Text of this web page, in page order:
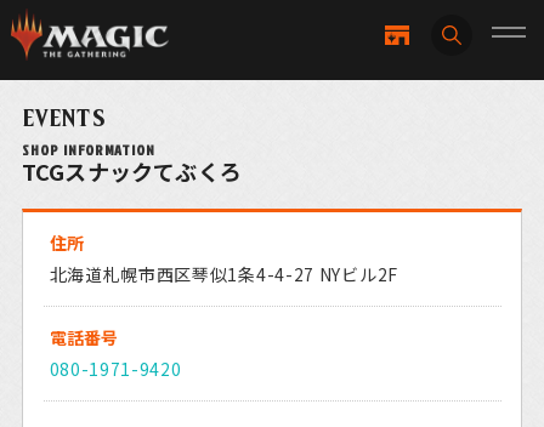
EVENTS
SHOP INFORMATION
TCGスナックてぶくろ
住所
北海道札幌市西区琴似1条4-4-27 NYビル2F
電話番号
080-1971-9420